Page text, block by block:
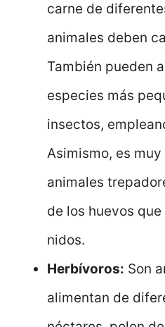
carne de
animales deben
También pueden
especies más
insectos,
Asimismo, es
animales
de los huevos
nidos.
Herbívoros: Son
alimentan de